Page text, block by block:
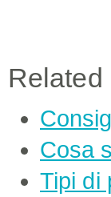
Related
Cosa
Tipi di